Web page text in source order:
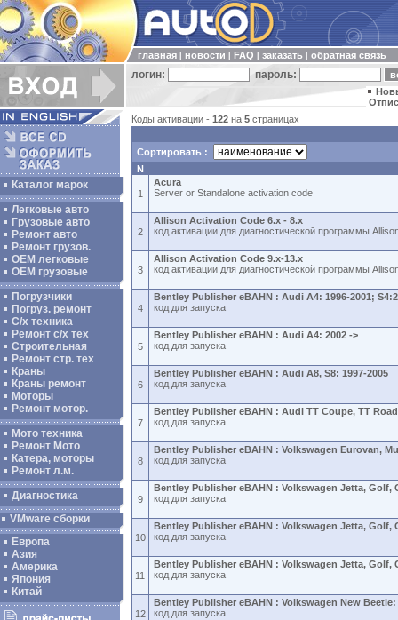
главная новости FAQ заказать обратная связь
логин: пароль:
Каталог марок
Легковые авто
Грузовые авто
Ремонт авто
Ремонт грузов.
ОЕМ легковые
OEM грузовые
Погрузчики
Погруз. ремонт
С/х техника
Ремонт с/х тех
Строительная
Ремонт стр. тех
Краны
Краны ремонт
Моторы
Ремонт мотор.
Мото техника
Ремонт Мото
Катера, моторы
Ремонт л.м.
Диагностика
VMware сборки
Европа
Азия
Америка
Япония
Китай
Коды активации - 122 на 5 страницах
Сортировать :
N
1
Acura
Server or Standalone activation code
2
Allison Activation Code 6.x - 8.x
код активации для диагностической программы
3
Allison Activation Code 9.x-13.x
код активации для диагностической программы
4
Bentley Publisher eBAHN : Audi A4: 1996-2001;
код для запуска
5
Bentley Publisher eBAHN : Audi A4: 2002 ->
код для запуска
6
Bentley Publisher eBAHN : Audi A8, S8: 1997-2005
код для запуска
7
Bentley Publisher eBAHN : Audi TT Coupe, TT
код для запуска
8
Bentley Publisher eBAHN : Volkswagen Eurovan,
код для запуска
9
Bentley Publisher eBAHN : Volkswagen Jetta, Golf,
код для запуска
10
Bentley Publisher eBAHN : Volkswagen Jetta, Golf,
код для запуска
11
Bentley Publisher eBAHN : Volkswagen Jetta, Golf,
код для запуска
12
Bentley Publisher eBAHN : Volkswagen New Beetle:
код для запуска